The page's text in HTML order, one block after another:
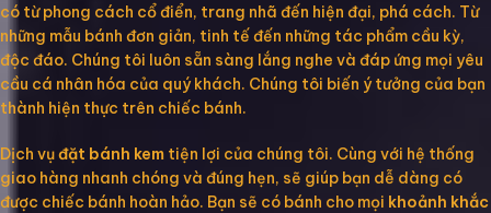
có từ phong cách cổ điển, trang nhã đến hiện đại, phá cách. Từ
những mẫu bánh đơn giản, tinh tế đến những tác phẩm cầu kỳ,
độc đáo. Chúng tôi luôn sẵn sàng lắng nghe và đáp ứng mọi yêu
cầu cá nhân hóa của quý khách. Chúng tôi biến ý tưởng của bạn
thành hiện thực trên chiếc bánh.
Dịch vụđặt bánh kem tiện lợi của chúng tôi. Cùng với hệ thống
giao hàng nhanh chóng và đúng hẹn, sẽ giúp bạn dễ dàng có
được chiếc bánh hoàn hảo. Bạn sẽ có bánh cho mọi khoảnh khắc